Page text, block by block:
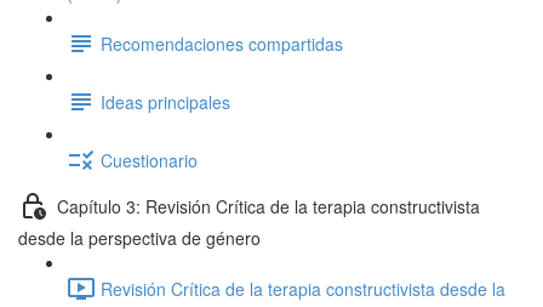
Recomendaciones compartidas
Ideas principales
Cuestionario
Capítulo 3: Revisión Crítica de la terapia constructivista
desde la perspectiva de género
Revisión Crítica de la terapia constructivista desde la